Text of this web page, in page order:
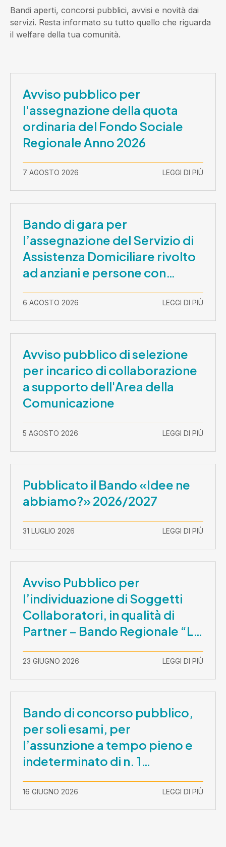
Bandi aperti, concorsi pubblici, avvisi e novità dai
servizi. Resta informato su tutto quello che riguarda
il welfare della tua comunità.
Avviso pubblico per
l'assegnazione della quota
ordinaria del Fondo Sociale
Regionale Anno 2026
7 AGOSTO 2026 LEGGI DI PIÙ
Bando di gara per
l’assegnazione del Servizio di
Assistenza Domiciliare rivolto
ad anziani e persone con
2026-30 settembre 2029
6 AGOSTO 2026 LEGGI DI PIÙ
Avviso pubblico di selezione
per incarico di collaborazione
a supporto dell'Area della
Comunicazione
5 AGOSTO 2026 LEGGI DI PIÙ
Pubblicato il Bando «Idee ne
abbiamo?» 2026/2027
31 LUGLIO 2026 LEGGI DI PIÙ
Avviso Pubblico per
l’individuazione di Soggetti
Collaboratori, in qualità di
Partner – Bando Regionale “La
Lombardia è dei Giovani 2026”
– CUP E81B26000210003
23 GIUGNO 2026 LEGGI DI PIÙ
Bando di concorso pubblico,
per soli esami, per
l’assunzione a tempo pieno e
indeterminato di n. 1
Assistente Sociale –
Comunicazione prova scritta e
prova orale
16 GIUGNO 2026 LEGGI DI PIÙ